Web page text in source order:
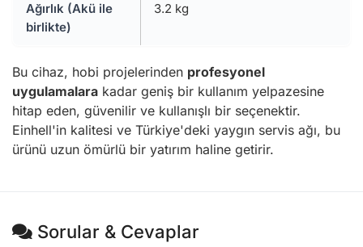
Ağırlık (Akü ile
birlikte)
3.2 kg
Bu cihaz, hobi projelerinden profesyonel
uygulamalara kadar geniş bir kullanım yelpazesine
hitap eden, güvenilir ve kullanışlı bir seçenektir.
Einhell'in kalitesi ve Türkiye'deki yaygın servis ağı, bu
ürünü uzun ömürlü bir yatırım haline getirir.
Sorular & Cevaplar